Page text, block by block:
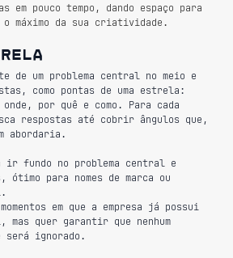
pouco tempo, dando espaço para
máximo da sua criatividade.
de um problema central no meio e
como pontas de uma estrela:
por quê e como. Para cada
respostas até cobrir ângulos que,
abordaria.
ir fundo no problema central e
ótimo para nomes de marca ou
em que a empresa já possui
quer garantir que nenhum
será ignorado.